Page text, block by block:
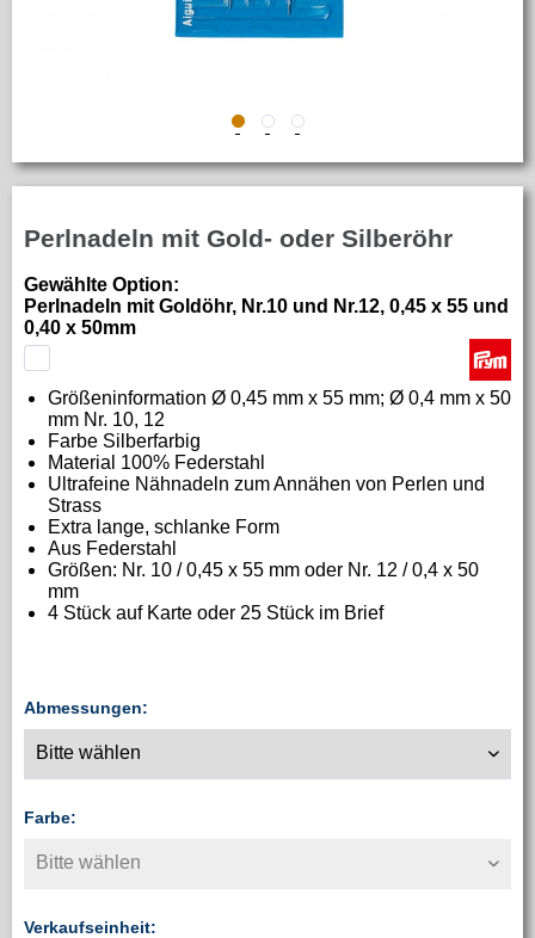
Perlnadeln mit Gold- oder Silberöhr
Gewählte Option:
Perlnadeln mit Goldöhr, Nr.10 und Nr.12, 0,45 x 55 und
0,40 x 50mm
Größeninformation Ø 0,45 mm x 55 mm; Ø 0,4 mm x 50
mm Nr. 10, 12
Farbe Silberfarbig
Material 100% Federstahl
Ultrafeine Nähnadeln zum Annähen von Perlen und
Strass
Extra lange, schlanke Form
Aus Federstahl
Größen: Nr. 10 / 0,45 x 55 mm oder Nr. 12 / 0,4 x 50
mm
4 Stück auf Karte oder 25 Stück im Brief
Abmessungen:
Farbe:
Verkaufseinheit: